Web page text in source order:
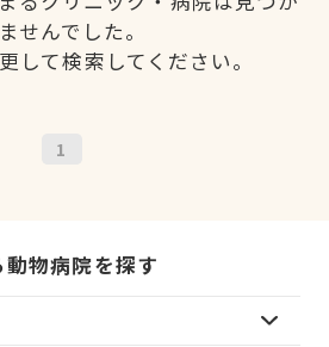
せんでした。
して検索してください。
1
物病院を探す